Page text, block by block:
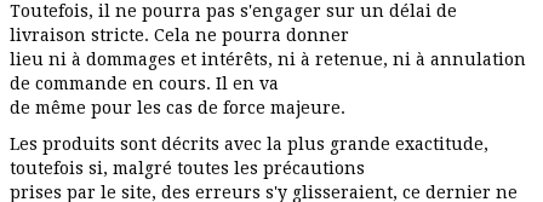
Toutefois, il ne pourra pas s'engager sur un délai de
livraison stricte. Cela ne pourra donner
lieu ni à dommages et intérêts, ni à retenue, ni à annulation
de commande en cours. Il en va
de même pour les cas de force majeure.
Les produits sont décrits avec la plus grande exactitude,
toutefois si, malgré toutes les précautions
prises par le site, des erreurs s'y glisseraient, ce dernier ne